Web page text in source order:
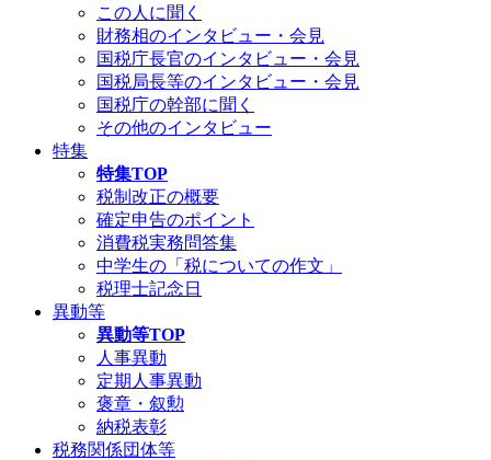
この人に聞く
財務相のインタビュー・会見
国税庁長官のインタビュー・会見
国税局長等のインタビュー・会見
国税庁の幹部に聞く
その他のインタビュー
特集
特集TOP
税制改正の概要
確定申告のポイント
消費税実務問答集
中学生の「税についての作文」
税理士記念日
異動等
異動等TOP
人事異動
定期人事異動
褒章・叙勲
納税表彰
税務関係団体等